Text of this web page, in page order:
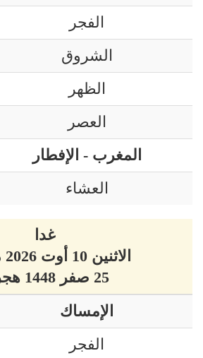
الفجر
الشروق
الظهر
العصر
المغرب - الإفطار
العشاء
غدا
الاثنين 10 أوت 2026 ميلادي
25 صفر 1448 هجري
الإمساك
الفجر